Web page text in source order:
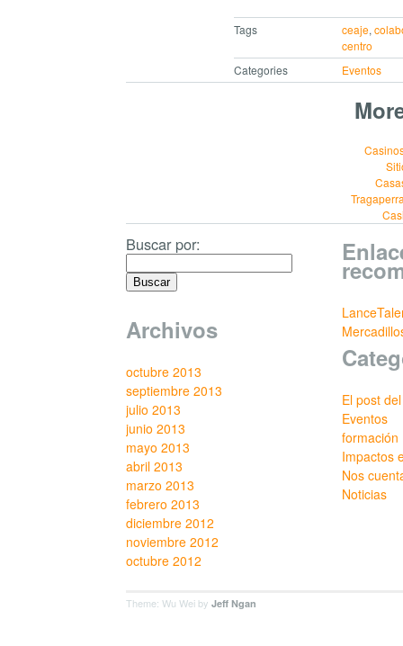
Tags ceaje,
centro
Categories
Eventos
Buscar por:
Archivos
octubre 2013
septiembre 2013
julio 2013
junio 2013
mayo 2013
abril 2013
marzo 2013
febrero 2013
diciembre 2012
noviembre 2012
octubre 2012
El post
Eventos
formación
Impactos
Nos
Noticias
Theme: Wu Wei by Jeff Ngan